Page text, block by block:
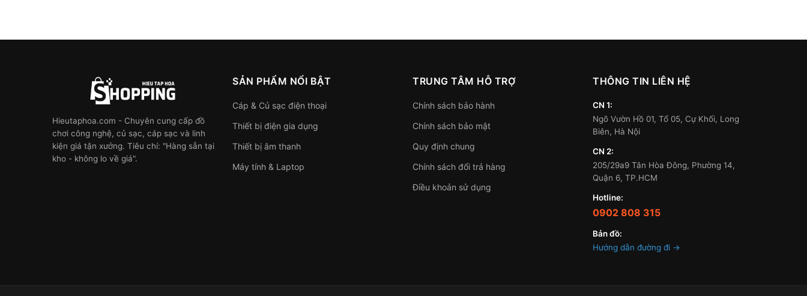
Hieutaphoa.com - Chuyên cung cấp đồ
chơi công nghệ, củ sạc, cáp sạc và linh
kiện giá tận xưởng. Tiêu chí: "Hàng sẵn tại
kho - không lo về giá".
SẢN PHẨM NỔI BẬT
Cáp & Củ sạc điện thoại
Thiết bị điện gia dụng
Thiết bị âm thanh
Máy tính & Laptop
TRUNG TÂM HỖ TRỢ
Chính sách bảo hành
Chính sách bảo mật
Quy định chung
Chính sách đổi trả hàng
Điều khoản sử dụng
THÔNG TIN LIÊN HỆ
CN 1:
Ngõ Vườn Hồ 01, Tổ 05, Cự Khối, Long
Biên, Hà Nội
CN 2:
205/29a9 Tân Hòa Đông, Phường 14,
Quận 6, TP.HCM
Hotline:
0902 808 315
Bản đồ:
Hướng dẫn đường đi →